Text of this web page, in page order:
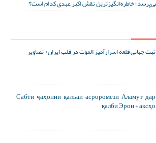
ثبت جهانی قلعه اسرارآمیز الموت در قلب ایران+ تصاویر
Сабти ҷаҳонии қалъаи асроромези Аламут дар
қалби Эрон + аксҳо